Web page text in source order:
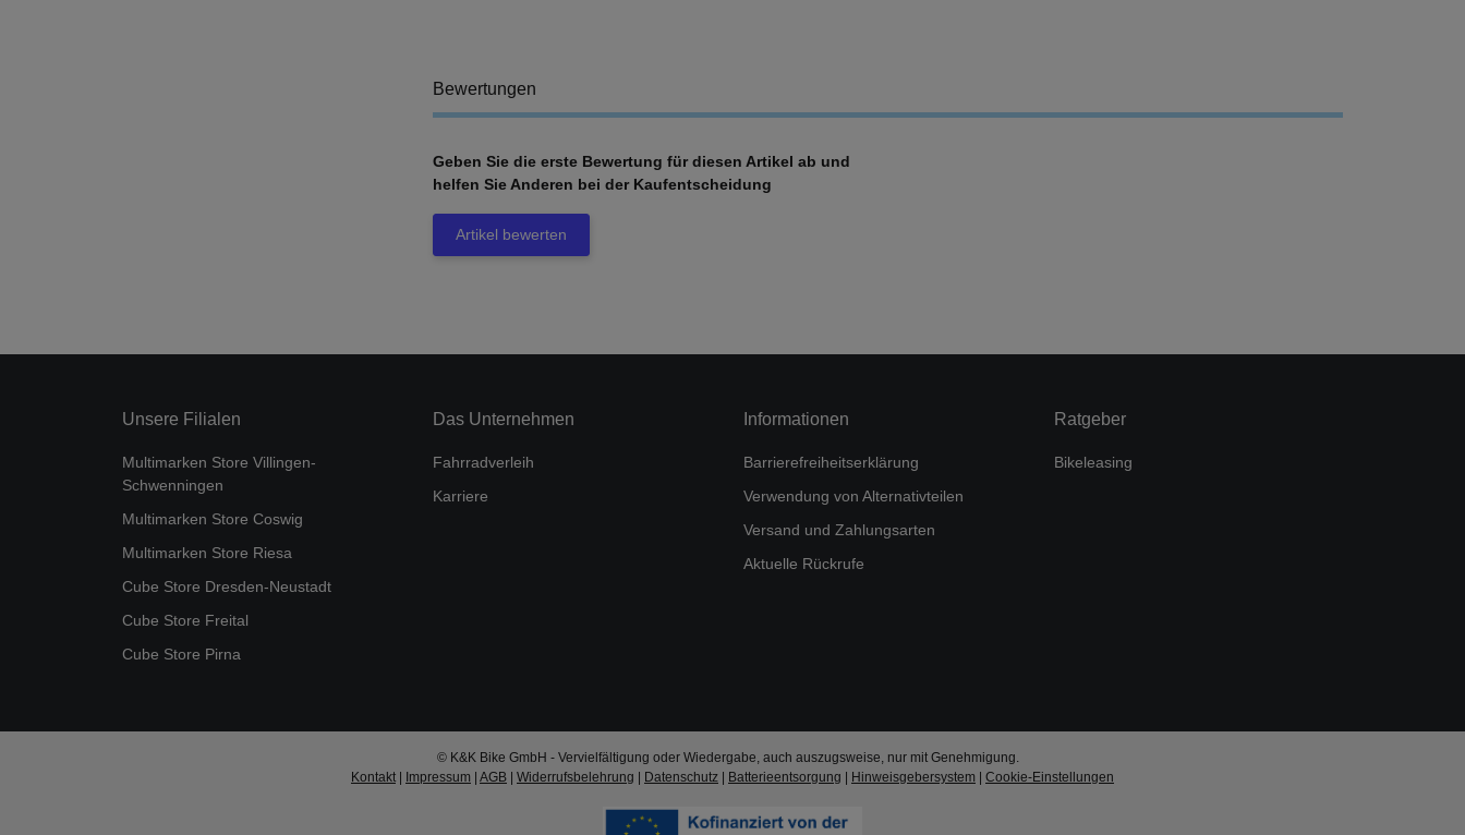
Bewertungen
Geben Sie die erste Bewertung für diesen Artikel ab und
helfen Sie Anderen bei der Kaufentscheidung
Artikel bewerten
Unsere Filialen
Multimarken Store Villingen-
Schwenningen
Multimarken Store Coswig
Multimarken Store Riesa
Cube Store Dresden-Neustadt
Cube Store Freital
Cube Store Pirna
Das Unternehmen
Fahrradverleih
Karriere
Informationen
Barrierefreiheitserklärung
Verwendung von Alternativteilen
Versand und Zahlungsarten
Aktuelle Rückrufe
Ratgeber
Bikeleasing
© K&K Bike GmbH - Vervielfältigung oder Wiedergabe, auch auszugsweise, nur mit Genehmigung.
Kontakt | Impressum | AGB | Widerrufsbelehrung | Datenschutz | Batterieentsorgung | Hinweisgebersystem | Cookie-Einstellungen